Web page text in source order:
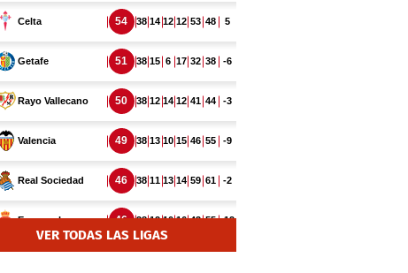
VER TODAS LAS LIGAS